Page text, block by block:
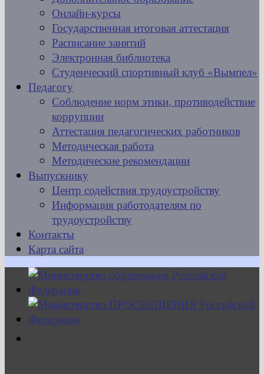
Онлайн-курсы
Государственная итоговая аттестация
Расписание занятий
Электронная библиотека
Студенческий спортивный клуб «Вымпел»
Педагогу
Соблюдение норм этики, противодействие
коррупции
Аттестация педагогических работников
Методическая работа
Методические рекомендации
Выпускнику
Центр содействия трудоустройству
Информация работодателям по
трудоустройству
Контакты
Карта сайта